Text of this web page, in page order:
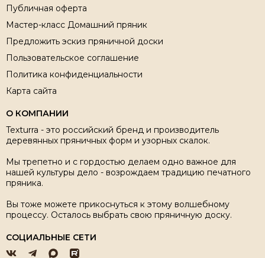
Публичная оферта
Мастер-класс Домашний пряник
Предложить эскиз пряничной доски
Пользовательское соглашение
Политика конфиденциальности
Карта сайта
О КОМПАНИИ
Texturra - это российский бренд и производитель
деревянных пряничных форм и узорных скалок.
Мы трепетно и с гордостью делаем одно важное для
нашей культуры дело - возрождаем традицию печатного
пряника.
Вы тоже можете прикоснуться к этому волшебному
процессу. Осталось выбрать свою пряничную доску.
СОЦИАЛЬНЫЕ СЕТИ